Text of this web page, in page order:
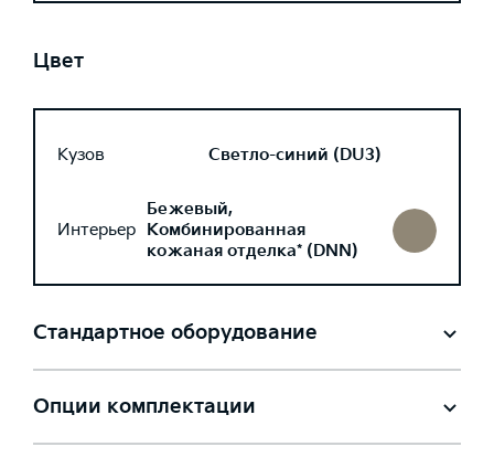
Цвет
Кузов Светло-синий (DU3)
Интерьер
Бежевый,
Комбинированная
кожаная отделка* (DNN)
Стандартное оборудование
Опции комплектации